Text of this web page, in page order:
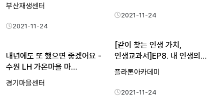
2021-11-24
부산재생센터
2021-11-24
[같이 찾는 인생 가치,
인생교과서]EP8. 내 인생의…
플라톤아카데미
2021-11-24
내년에도 또 했으면 좋겠어요 -
수원 LH 가온마을 마…
경기마을센터